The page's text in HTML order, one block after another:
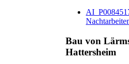
Bau von
Hattersheim